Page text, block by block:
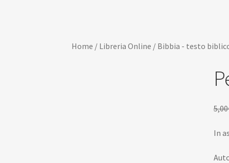
Home / Libreria Online / Bibbia - testo
5,00
In